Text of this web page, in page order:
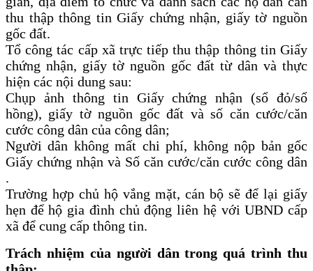
thu thập thông tin Giấy chứng nhận, giấy tờ nguồn
gốc đất.
Tổ công tác cấp xã trực tiếp thu thập thông tin Giấy
chứng nhận, giấy tờ nguồn gốc đất từ dân và thực
hiện các nội dung sau:
Chụp ảnh thông tin Giấy chứng nhận (sổ đỏ/sổ
hồng), giấy tờ nguồn gốc đất và số căn cước/căn
cước công dân của công dân;
Người dân không mất chi phí, không nộp bản gốc
Giấy chứng nhận và Số căn cước/căn cước công dân
.
Trường hợp chủ hộ vắng mặt, cán bộ sẽ để lại giấy
hẹn để hộ gia đình chủ động liên hệ với UBND cấp
xã để cung cấp thông tin.
Trách nhiệm của người dân trong quá trình thu